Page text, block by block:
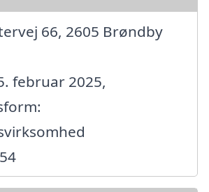
66, 2605 Brøndby
februar 2025,